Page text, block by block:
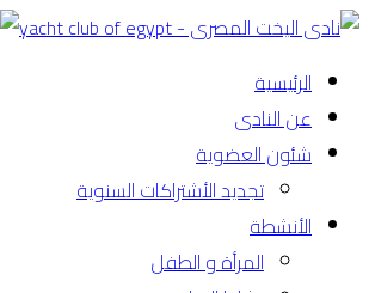
الرئيسية
عن النادى
شئون العضوية
تجديد الأشتراكات السنوية
الأنشطة
المرأة و الطفل